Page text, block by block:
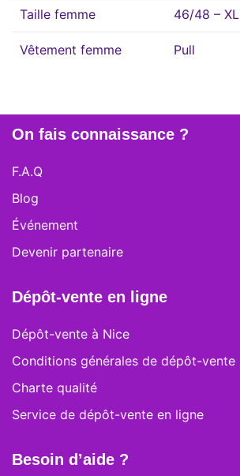
Taille femme 46/48 – XL
Vêtement femme Pull
On fais connaissance ?
F.A.Q
Blog
Événement
Devenir partenaire
Dépôt-vente en ligne
Dépôt-vente à Nice
Conditions générales de dépôt-vente
Charte qualité
Service de dépôt-vente en ligne
Besoin d’aide ?